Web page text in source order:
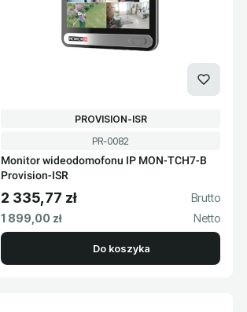
Kod produktu
PR-0082
Monitor wideodomofonu IP MON-TCH7-B
Provision-ISR
PRODUCENT
PROVISION-ISR
Cena brutto
2 335,77 zł
Cena netto
1 899,00 zł
Do koszyka